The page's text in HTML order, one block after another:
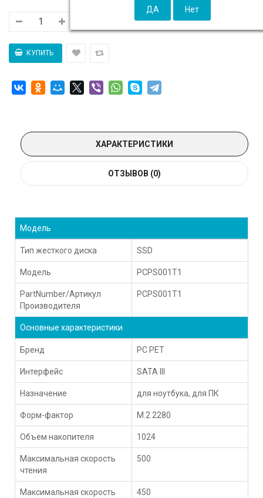
ХАРАКТЕРИСТИКИ
ОТЗЫВОВ (0)
Модель
Тип жесткого диска SSD
Модель PCPS001T1
PartNumber/Артикул
Производителя
PCPS001T1
Основные характеристики
Бренд PC PET
Интерфейс SATA III
Назначение для ноутбука, для ПК
Форм-фактор M.2 2280
Объем накопителя 1024
Максимальная скорость
чтения
500
Максимальная скорость 450